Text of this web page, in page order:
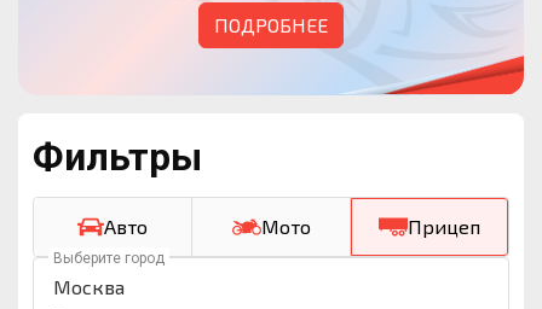
ПОДРОБНЕЕ
Фильтры
Авто Мото Прицеп
Выберите город
Москва